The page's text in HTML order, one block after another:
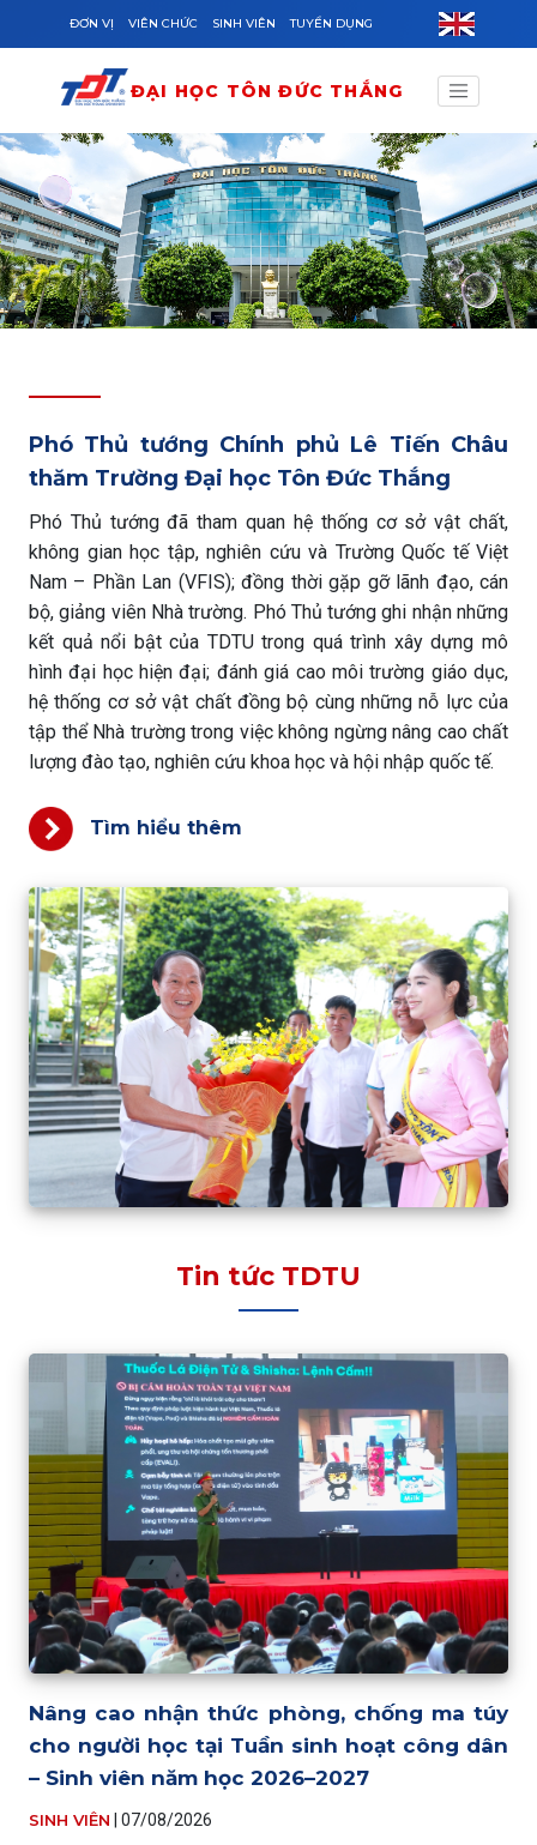
Skip to main content
ĐƠN VỊ VIÊN CHỨC SINH VIÊN TUYỂN DỤNG
ĐẠI HỌC TÔN ĐỨC THẮNG
Phó Thủ tướng Chính phủ Lê Tiến Châu
thăm Trường Đại học Tôn Đức Thắng
Phó Thủ tướng đã tham quan hệ thống cơ sở vật chất,
không gian học tập, nghiên cứu và Trường Quốc tế Việt
Nam – Phần Lan (VFIS); đồng thời gặp gỡ lãnh đạo, cán
bộ, giảng viên Nhà trường. Phó Thủ tướng ghi nhận những
kết quả nổi bật của TDTU trong quá trình xây dựng mô
hình đại học hiện đại; đánh giá cao môi trường giáo dục,
hệ thống cơ sở vật chất đồng bộ cùng những nỗ lực của
tập thể Nhà trường trong việc không ngừng nâng cao chất
lượng đào tạo, nghiên cứu khoa học và hội nhập quốc tế.
Tìm hiểu thêm
Tin tức TDTU
Nâng cao nhận thức phòng, chống ma túy
cho người học tại Tuần sinh hoạt công dân
– Sinh viên năm học 2026–2027
SINH VIÊN 07/08/2026